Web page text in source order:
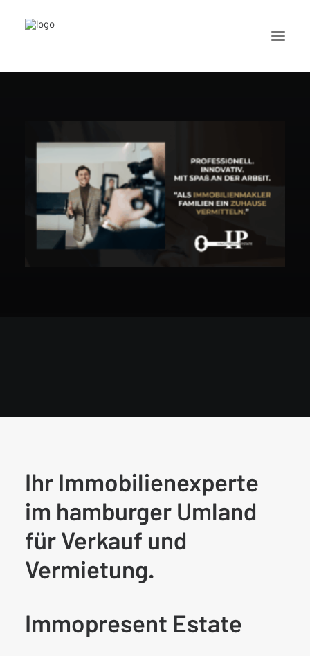
IMMOBILIENBEWERTUNG
WARUM MAKLER?
BERATUNG
KONTAKT
Ihr Immobilienexperte
im hamburger Umland
für Verkauf und
Vermietung.
Immopresent Estate